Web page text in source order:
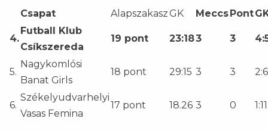
Csapat AlapszakaszGK MeccsPont
4.
Futball Klub
Csíkszereda
19 pont 23:183 3
5.
Nagykomlósi
Banat Girls
18 pont 29:15 3 3 2:6
6.
Székelyudvarhelyi
Vasas Femina
17 pont 18.26 3 0 1:11